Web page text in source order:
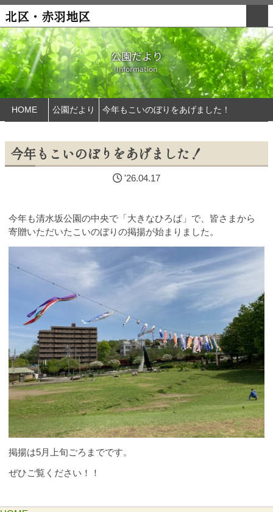
北区・赤羽地区
公園だより
Information
HOME 公園だより 今年もこいのぼりをあげました！
今年もこいのぼりをあげました！
'26.04.17
今年も清水坂公園の中央で「大きなひろば」で、皆さまから
寄贈いただいたこいのぼりの掲揚が始まりました。
掲揚は5月上旬ごろまでです。
ぜひご覧ください！！